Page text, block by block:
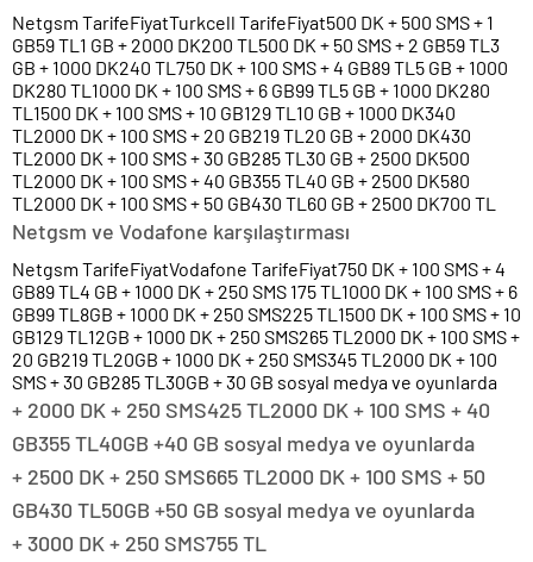
Netgsm TarifeFiyatTurkcell TarifeFiyat500 DK + 500 SMS + 1
GB59 TL1 GB + 2000 DK200 TL500 DK + 50 SMS + 2 GB59 TL3
GB + 1000 DK240 TL750 DK + 100 SMS + 4 GB89 TL5 GB + 1000
DK280 TL1000 DK + 100 SMS + 6 GB99 TL5 GB + 1000 DK280
TL1500 DK + 100 SMS + 10 GB129 TL10 GB + 1000 DK340
TL2000 DK + 100 SMS + 20 GB219 TL20 GB + 2000 DK430
TL2000 DK + 100 SMS + 30 GB285 TL30 GB + 2500 DK500
TL2000 DK + 100 SMS + 40 GB355 TL40 GB + 2500 DK580
TL2000 DK + 100 SMS + 50 GB430 TL60 GB + 2500 DK700 TL
Netgsm ve Vodafone karşılaştırması
Netgsm TarifeFiyatVodafone TarifeFiyat750 DK + 100 SMS + 4
GB89 TL4 GB + 1000 DK + 250 SMS 175 TL1000 DK + 100 SMS + 6
GB99 TL8GB + 1000 DK + 250 SMS225 TL1500 DK + 100 SMS + 10
GB129 TL12GB + 1000 DK + 250 SMS265 TL2000 DK + 100 SMS +
20 GB219 TL20GB + 1000 DK + 250 SMS345 TL2000 DK + 100
SMS + 30 GB285 TL30GB + 30 GB sosyal medya ve oyunlarda
+ 2000 DK + 250 SMS425 TL2000 DK + 100 SMS + 40
GB355 TL40GB +40 GB sosyal medya ve oyunlarda
+ 2500 DK + 250 SMS665 TL2000 DK + 100 SMS + 50
GB430 TL50GB +50 GB sosyal medya ve oyunlarda
+ 3000 DK + 250 SMS755 TL